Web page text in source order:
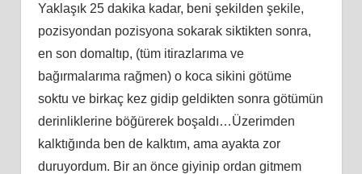
Yaklaşık 25 dakika kadar, beni şekilden şekile,
pozisyondan pozisyona sokarak siktikten sonra,
en son domaltıp, (tüm itirazlarıma ve
bağırmalarıma rağmen) o koca sikini götüme
soktu ve birkaç kez gidip geldikten sonra götümün
derinliklerine böğürerek boşaldı…Üzerimden
kalktığında ben de kalktım, ama ayakta zor
duruyordum. Bir an önce giyinip ordan gitmem